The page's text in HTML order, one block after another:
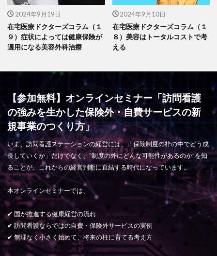
2024年9月19日
在宅医療ドクターズコラム（１
９）症状によっては健康保険が
適用になる美容外科治療
2024年9月10日
在宅医療ドクターズコラム（１
８）美容はトータルコストで考
える
【参加無料】オンラインセミナー「訪問看護
の強みを生かした保険外・自費サービスの新
規事業のつくり方」
いま、訪問看護ステーションの経営には、「保険制度の枠の中でどう成
長していくか」だけでなく、“制度の外にどんな可能性があるのか”を知
ることが、これからの経営判断に直結する時代になっています。
本オンラインセミナーでは、
✔ 国が推進する健康経営の流れ
✔ 訪問看護ならではの自費・保険外サービスの実例
✔ 無理なく小さく始めて、将来の柱に育てる考え方